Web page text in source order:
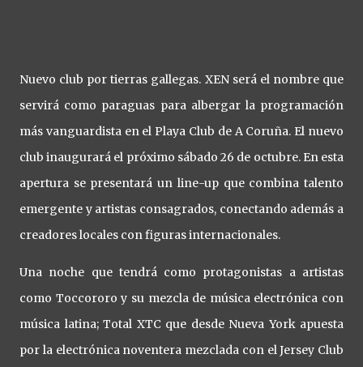
Nuevo club por tierras gallegas. XEN será el nombre que
servirá como paraguas para albergar la programación
más vanguardista en el Playa Club de A Coruña. El nuevo
club inaugurará el próximo sábado 26 de octubre. En esta
apertura se presentará un line-up que combina talento
emergente y artistas consagrados, conectando además a
creadores locales con figuras internacionales.
Una noche que tendrá como protagonistas a artistas
como Toccororo y su mezcla de música electrónica con
música latina; Total XTC que desde Nueva York apuesta
por la electrónica noventera mezclada con el Jersey Club